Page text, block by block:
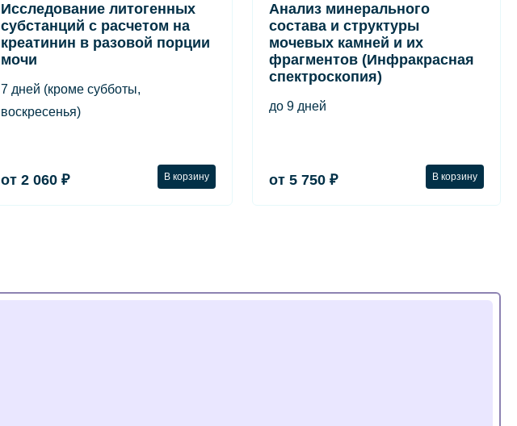
Исследование литогенных
субстанций с расчетом на
креатинин в разовой порции
мочи
7 дней (кроме субботы,
воскресенья)
от 2 060 ₽ В корзину
Анализ минерального
состава и структуры
мочевых камней и их
фрагментов (Инфракрасная
спектроскопия)
до 9 дней
от 5 750 ₽ В корзину